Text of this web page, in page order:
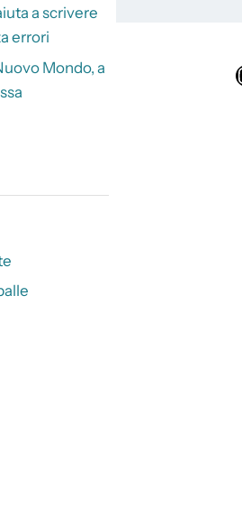
a scrivere
errori
Mondo, a